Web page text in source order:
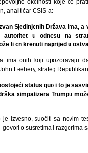
okolnosti koje će
analitičar CSIS-a:
Sjedinjenih Država ima,
u odnosu na
li on krenuti naprijed u
ima onih koji upozoravaju
Feehery, strateg
status quo i to je
simpatizera Trumpu
je izvesno, suočiti sa novim
o susretima i razgorima